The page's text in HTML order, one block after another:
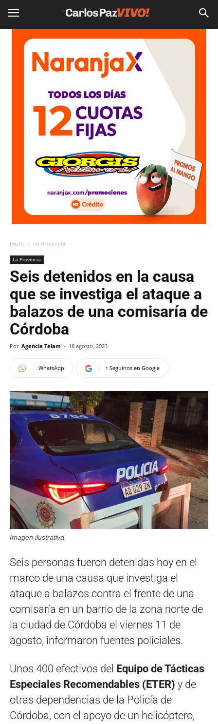
Inicio La Provincia
La Provincia
Seis detenidos en la causa
que se investiga el ataque a
balazos de una comisaría de
Córdoba
Por Agencia Telam - 18 agosto, 2023
WhatsApp + Seguinos en Google
Imagen ilustrativa.
Seis personas fueron detenidas hoy en el
marco de una causa que investiga el
ataque a balazos contra el frente de una
comisaría en un barrio de la zona norte de
la ciudad de Córdoba el viernes 11 de
agosto, informaron fuentes policiales.
Unos 400 efectivos del Equipo de Tácticas
Especiales Recomendables (ETER) y de
otras dependencias de la Policía de
Córdoba, con el apoyo de un helicóptero,